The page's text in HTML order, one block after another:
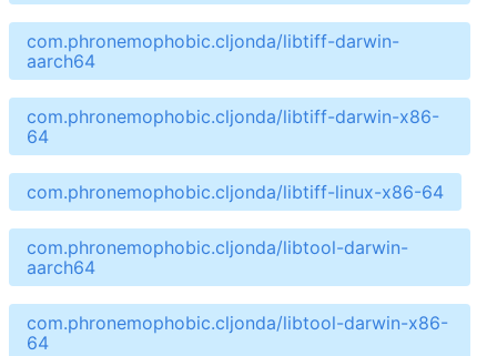
com.phronemophobic.cljonda/libtiff-darwin-
aarch64
com.phronemophobic.cljonda/libtiff-darwin-x86-
64
com.phronemophobic.cljonda/libtiff-linux-x86-64
com.phronemophobic.cljonda/libtool-darwin-
aarch64
com.phronemophobic.cljonda/libtool-darwin-x86-
64